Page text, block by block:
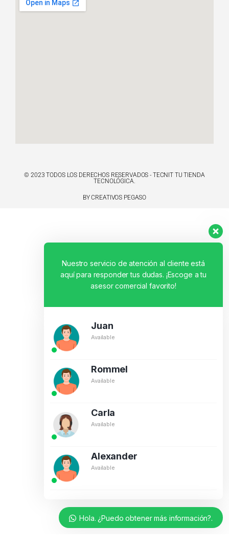
© 2023 TODOS LOS DERECHOS RESERVADOS - TECNIT TU TIENDA
TECNOLÓGICA.
BY CREATIVOS PEGASO
Nuestro servicio de atención al cliente está
aquí para responder tus dudas. ¡Escoge a tu
asesor comercial favorito!
Juan
Available
Rommel
Available
Carla
Available
Alexander
Available
Hola. ¿Puedo obtener más información?.